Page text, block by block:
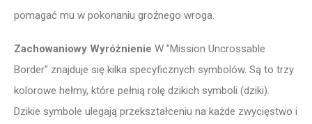
pomagać mu w pokonaniu groźnego wroga.
Zachowaniowy Wyróżnienie W "Mission Uncrossable
Border" znajduje się kilka specyficznych symbolów. Są to trzy
kolorowe hełmy, które pełnią rolę dzikich symboli (dziki).
Dzikie symbole ulegają przekształceniu na każde zwycięstwo i